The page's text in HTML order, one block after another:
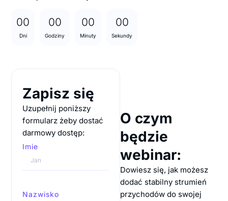
00
Dni
00
Godziny
00
Minuty
00
Sekundy
O czym
będzie
webinar:
Dowiesz się, jak możesz
dodać stabilny strumień
przychodów do swojej
Zapisz się
Uzupełnij poniższy
formularz żeby dostać
darmowy dostęp:
Imie
Nazwisko